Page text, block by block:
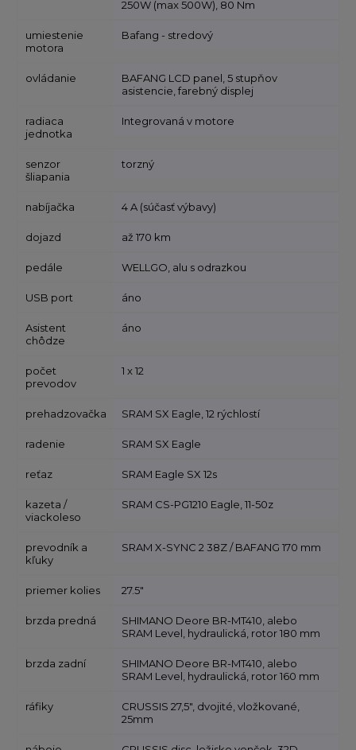
250W (max 500W), 80 Nm
umiestenie
motora
Bafang - stredový
ovládanie
BAFANG LCD panel, 5 stupňov
asistencie, farebný displej
radiaca
jednotka
Integrovaná v motore
senzor
šliapania
torzný
nabíjačka 4 A (súčasť výbavy)
dojazd až 170 km
pedále WELLGO, alu s odrazkou
USB port áno
Asistent
chôdze
áno
počet
prevodov
1 x 12
prehadzovačka SRAM SX Eagle, 12 rýchlostí
radenie SRAM SX Eagle
reťaz SRAM Eagle SX 12s
kazeta /
viackoleso
SRAM CS-PG1210 Eagle, 11-50z
prevodník a
kľuky
SRAM X-SYNC 2 38Z / BAFANG 170 mm
priemer kolies 27.5"
brzda predná
SHIMANO Deore BR-MT410, alebo
SRAM Level, hydraulická, rotor 180 mm
brzda zadní
SHIMANO Deore BR-MT410, alebo
SRAM Level, hydraulická, rotor 160 mm
ráfiky
CRUSSIS 27,5", dvojité, vložkované,
25mm